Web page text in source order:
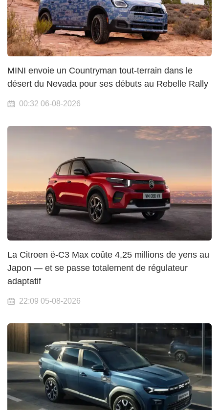
MINI envoie un Countryman tout-terrain dans le
désert du Nevada pour ses débuts au Rebelle Rally
00:32 06-08-2026
La Citroen ë-C3 Max coûte 4,25 millions de yens au
Japon — et se passe totalement de régulateur
adaptatif
22:09 05-08-2026